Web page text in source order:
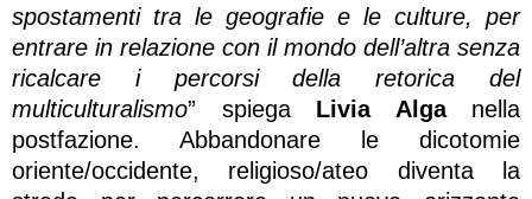
spostamenti tra le geografie e le culture, per
entrare in relazione con il mondo dell’altra senza
ricalcare i percorsi della retorica del
multiculturalismo” spiega Livia Alganella
postfazione. Abbandonare le dicotomie
oriente/occidente, religioso/ateo diventa la